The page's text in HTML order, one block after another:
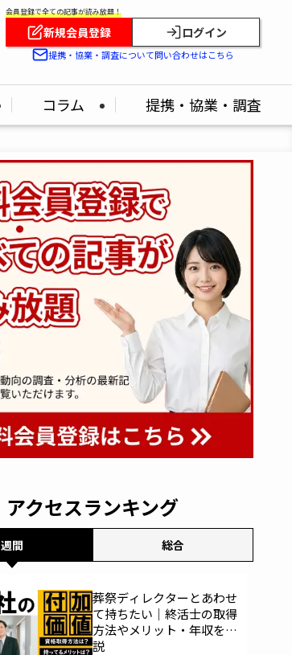
会員登録で全ての記事が読み放題！
新規会員登録 ログイン
提携・協業・調査について問い合わせはこちら
コラム 提携・協業・調査
アクセスランキング
週間 総合
葬祭ディレクターとあわせ
て持ちたい｜終活士の取得
方法やメリット・年収を解
説